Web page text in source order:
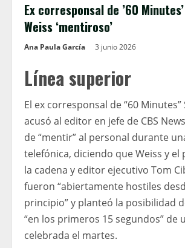
Ex corresponsal de ’60
Weiss ‘mentiroso’
Ana Paula García 3 junio 2026
Línea superior
El ex corresponsal de “60 Minutes”
acusó al editor en jefe de CBS
de “mentir” al personal durante
telefónica, diciendo que Weiss y el
la cadena y editor ejecutivo Tom
fueron “abiertamente hostiles
principio” y planteó la posibilidad
“en los primeros 15 segundos” de
celebrada el martes.